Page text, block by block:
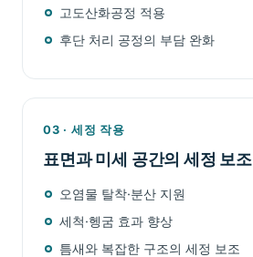
고도산화공정 적용
후단 처리 공정의 부담 완화
03 · 세정 작용
표면과 미세 공간의 세정 보조
오염물 탈착·분산 지원
세척·헹굼 효과 향상
틈새와 복잡한 구조의 세정 보조